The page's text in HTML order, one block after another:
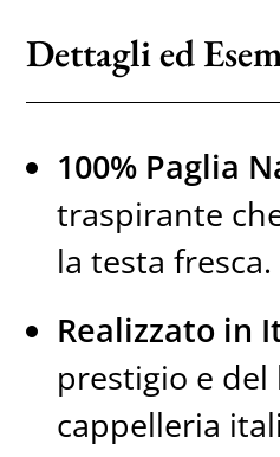
Dettagli ed
100% Paglia
traspirante
la testa fresca.
Realizzato in
prestigio e
cappelleria